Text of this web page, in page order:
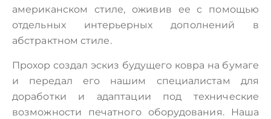
американском стиле, оживив ее с помощью
отдельных интерьерных дополнений в
абстрактном стиле.
Прохор создал эскиз будущего ковра на бумаге
и передал его нашим специалистам для
доработки и адаптации под технические
возможности печатного оборудования. Наша